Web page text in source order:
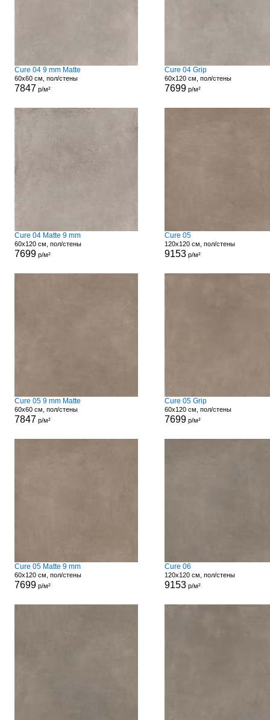
Cure 04 9 mm Matte
60x60 см, пол/стены
7847 р/м²
Cure 04 Grip
60x120 см, пол/стены
7699р/м²
Cure 04 Matte 9 mm
60x120 см, пол/стены
7699р/м²
Cure 05
120x120 см, пол/стены
9153р/м²
Cure 05 9 mm Matte
60x60 см, пол/стены
7847 р/м²
Cure 05 Grip
60x120 см, пол/стены
7699р/м²
Cure 05 Matte 9 mm
60x120 см, пол/стены
7699р/м²
Cure 06
120x120 см, пол/стены
9153р/м²